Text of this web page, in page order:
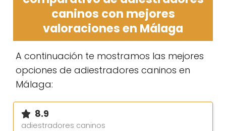
caninos con mejores
valoraciones en Málaga
A continuación te mostramos las mejores
opciones de adiestradores caninos en
Málaga:
8.9
adiestradores caninos